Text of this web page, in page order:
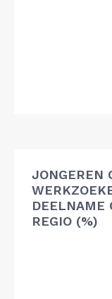
JONGEREN
DEELNAME
REGIO (%)